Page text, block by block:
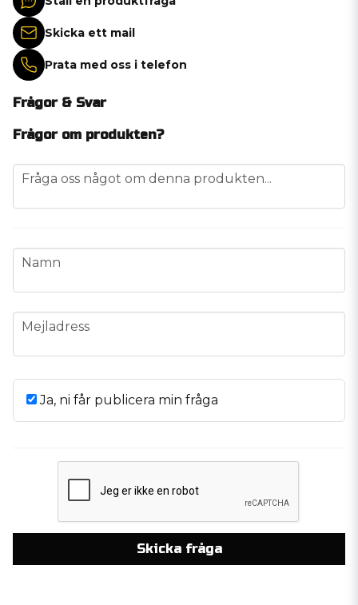
Skicka ett mail
Prata med oss i telefon
Frågor & Svar
Frågor om produkten?
question
Fråga oss något om denna produkten...
name
Namn
email
Mejladress
Ja, ni får publicera min fråga
Skicka fråga